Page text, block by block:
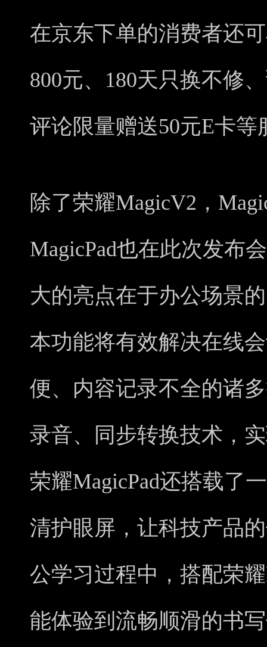
在京东下单的消费者还
800元、180天只换不修
评论限量赠送50元E卡等
除了荣耀MagicV2，
MagicPad也在此次发布
大的亮点在于办公场景
本功能将有效解决在线
便、内容记录不全的诸
录音、同步转换技术，
荣耀MagicPad还搭载了
清护眼屏，让科技产品
公学习过程中，搭配荣
能体验到流畅顺滑的书